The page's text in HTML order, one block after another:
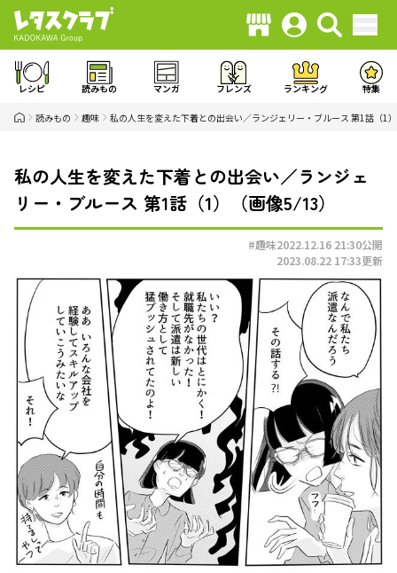
レシピ 読みもの マンガ フレンズ ランキング 特集
読みもの 趣味 私の人生を変えた下着との出会い／ランジェリー・ブルース 第1話（1）
私の人生を変えた下着との出会い／ランジェ
リー・ブルース 第1話（1）（画像5/13）
#趣味2022.12.16 21:30公開
2023.08.22 17:33更新